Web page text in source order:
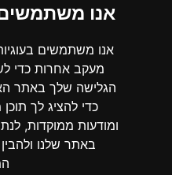
אנו משתמשים
אנו משתמשים בעוגיות
מעקב אחרות כדי
הגלישה שלך באתר
כדי להציג לך
ומודעות ממוקדות,
באתר שלנו
3
4
17
18
24
25
31
לכל אירועי החודש »
ארכיון חדשות